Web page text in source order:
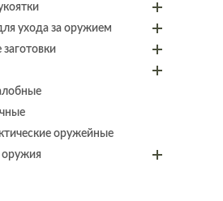
ухода за оружием
оружейные